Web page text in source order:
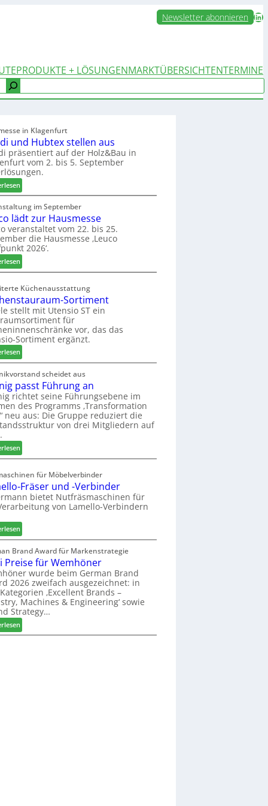
Newsletter abonnieren LinkedIn
PRODUKTE + LÖSUNGENMARKTÜBERSICHTENTERMINE
in Klagenfurt
und Hubtex stellen aus
präsentiert auf der Holz&Bau in
vom 2. bis 5. September
:
E
l
v
e
d
i
n
H
u
b
t
e
x
s
e
l
l
e
n
u
s
im September
lädt zur Hausmesse
veranstaltet vom 22. bis 25.
die Hausmesse ‚Leuco
2026‘.
:
L
u
c
o
l
ä
d
t
u
r
H
a
u
m
e
s
e
Küchenausstattung
Sortiment
stellt mit Utensio ST ein
für
vor, das das
Sortiment ergänzt.
:
K
ü
c
h
e
n
s
a
u
r
a
u
m
S
o
t
i
m
e
n
t
scheidet aus
passt Führung an
richtet seine Führungsebene im
des Programms ‚Transformation
neu aus: Die Gruppe reduziert die
von drei Mitgliedern auf
:
W
i
n
i
g
p
a
s
t
F
ü
h
r
u
n
für Möbelverbinder
Fräser und -Verbinder
bietet Nutfräsmaschinen für
von Lamello-Verbindern
:
L
a
m
e
l
l
o
-
F
r
Brand Award für Markenstrategie
Preise für Wemhöner
wurde beim German Brand
2026 zweifach ausgezeichnet: in
‚Excellent Brands –
Machines & Engineering‘ sowie
Strategy…
:
Z